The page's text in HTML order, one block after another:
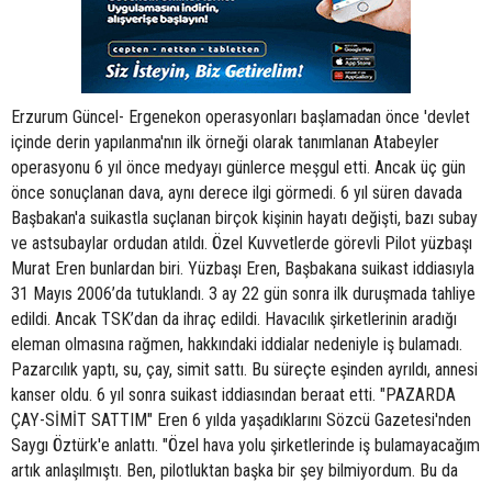
Erzurum Güncel- Ergenekon operasyonları başlamadan önce 'devlet
içinde derin yapılanma'nın ilk örneği olarak tanımlanan Atabeyler
operasyonu 6 yıl önce medyayı günlerce meşgul etti. Ancak üç gün
önce sonuçlanan dava, aynı derece ilgi görmedi. 6 yıl süren davada
Başbakan'a suikastla suçlanan birçok kişinin hayatı değişti, bazı subay
ve astsubaylar ordudan atıldı. Özel Kuvvetlerde görevli Pilot yüzbaşı
Murat Eren bunlardan biri. Yüzbaşı Eren, Başbakana suikast iddiasıyla
31 Mayıs 2006’da tutuklandı. 3 ay 22 gün sonra ilk duruşmada tahliye
edildi. Ancak TSK’dan da ihraç edildi. Havacılık şirketlerinin aradığı
eleman olmasına rağmen, hakkındaki iddialar nedeniyle iş bulamadı.
Pazarcılık yaptı, su, çay, simit sattı. Bu süreçte eşinden ayrıldı, annesi
kanser oldu. 6 yıl sonra suikast iddiasından beraat etti. "PAZARDA
ÇAY-SİMİT SATTIM" Eren 6 yılda yaşadıklarını Sözcü Gazetesi'nden
Saygı Öztürk'e anlattı. "Özel hava yolu şirketlerinde iş bulamayacağım
artık anlaşılmıştı. Ben, pilotluktan başka bir şey bilmiyordum. Bu da